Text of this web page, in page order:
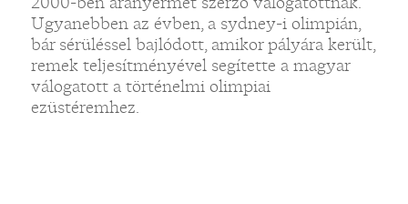
Ugyanebben az évben, a sydney-i olimpián,
bár sérüléssel bajlódott, amikor pályára került,
remek teljesítményével segítette a magyar
válogatott a történelmi olimpiai
ezüstéremhez.